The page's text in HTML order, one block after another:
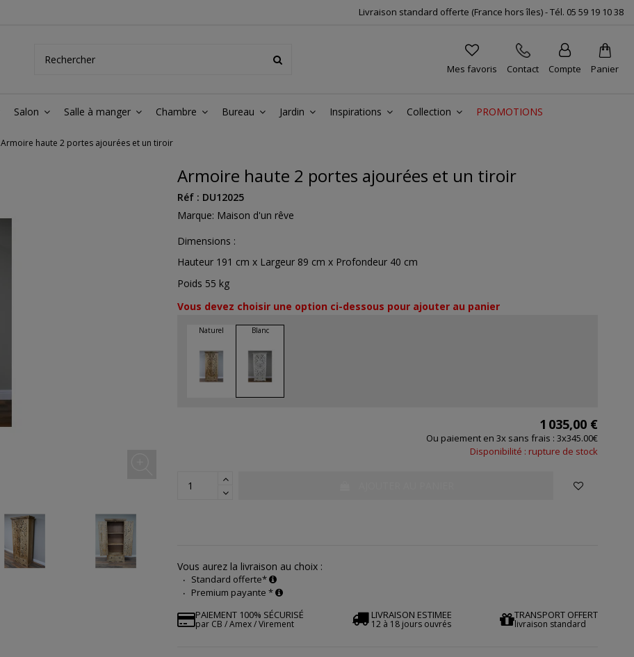
Livraison standard offerte (France hors îles) -Tél. 05 59 19 10 38
Mes favoris Contact Compte Panier
Salon Salle à manger Chambre Bureau Jardin Inspirations Collection PROMOTIONS
Armoire haute 2 portes ajourées et un tiroir
Armoire haute 2 portes ajourées et un tiroir
Réf : DU12025
Marque: Maison d'un rêve
Dimensions :
Hauteur 191 cm x Largeur 89 cm x Profondeur 40 cm
Poids 55 kg
Vous devez choisir une option ci-dessous pour ajouter au panier
1 035,00 €
Ou paiement en 3x sans frais : 3x345.00€
Disponibilité : rupture de stock
Vous aurez la livraison au choix :
Standard offerte*
Premium payante *
PAIEMENT 100% SÉCURISÉ
par CB / Amex / Virement
LIVRAISON ESTIMEE
12 à 18 jours ouvrés
TRANSPORT OFFERT
livraison standard